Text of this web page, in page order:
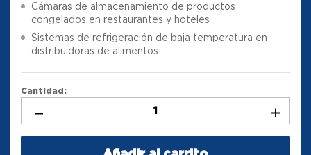
Cámaras de almacenamiento de productos
congelados en restaurantes y hoteles
Sistemas de refrigeración de baja temperatura en
distribuidoras de alimentos
Cantidad: